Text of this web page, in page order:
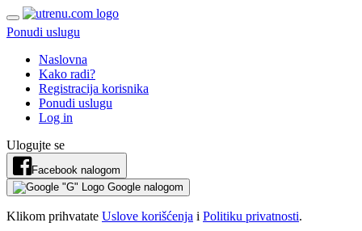
Ponudi uslugu
Naslovna
Kako radi?
Registracija korisnika
Ponudi uslugu
Log in
Ulogujte se
Facebook nalogom
Google nalogom
Klikom prihvatate Uslove korišćenja i Politiku privatnosti.